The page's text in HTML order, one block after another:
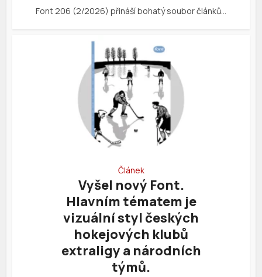
Font 206 (2/2026) přináší bohatý soubor článků…
Článek
Vyšel nový Font.
Hlavním tématem je
vizuální styl českých
hokejových klubů
extraligy a národních
týmů.